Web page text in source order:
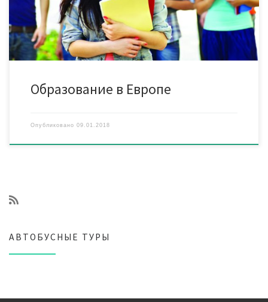
определиться со страной, подберут оптимальное учебное
заведение и программу обучения, которые подойдут вам, с
учетом […]
Образование в Европе
Опубликовано 09.01.2018
АВТОБУСНЫЕ ТУРЫ